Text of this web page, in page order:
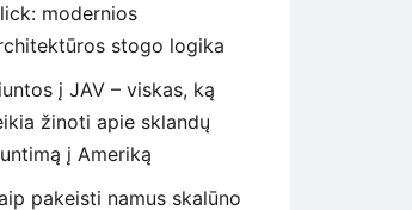
modernios
stogo logika
į JAV – viskas, ką
žinoti apie sklandų
į Ameriką
pakeisti namus skalūno